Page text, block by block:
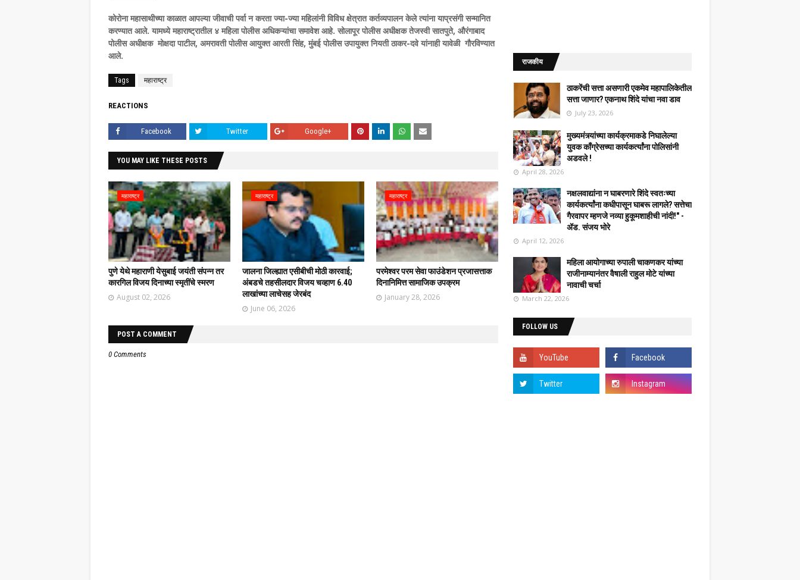
कोरोना महासाथीच्या काळात आपल्या जीवाची पर्वा न करता ज्या-ज्या महिलांनी विविध क्षेत्रात कर्तव्यपालन केले त्यांना याप्रसंगी सन्मानित
करण्यात आले. यामध्ये महाराष्ट्रातील ४ महिला पोलीस अधिकऱ्यांचा समावेश आहे. सोलापूर पोलीस अधीक्षक तेजस्वी सातपुते, औरंगाबाद
पोलीस अधीक्षक मोक्षदा पाटील, अमरावती पोलीस आयुक्त आरती सिंह, मुंबई पोलीस उपायुक्त नियती ठाकर-दवे यांनाही यावेळी गौरविण्यात
आले.
Tags महाराष्ट्र
REACTIONS
Facebook Twitter Google+
YOU MAY LIKE THESE POSTS
महाराष्ट्र
पुणे येथे महाराणी येसुबाई जयंती संपन्न तर
कारगिल विजय दिनाच्या स्मृतींचे स्मरण
August 02, 2026
महाराष्ट्र
जालना जिल्ह्यात एसीबीची मोठी कारवाई;
अंबडचे तहसीलदार विजय चव्हाण 6.40
लाखांच्या लाचेसह जेरबंद
June 06, 2026
महाराष्ट्र
परमेश्वर परम सेवा फाउंडेशन प्रजासत्ताक
दिनानिमित्त सामाजिक उपक्रम
January 28, 2026
POST A COMMENT
0 Comments
राजकीय
ठाकरेंची सत्ता असणारी एकमेव महापालिकेतील
सत्ता जाणार? एकनाथ शिंदे यांचा नवा डाव
July 23, 2026
मुख्यमंत्र्यांच्या कार्यक्रमाकडे निघालेल्या
युवक काँग्रेसच्या कार्यकर्त्यांना पोलिसांनी
अडवले !
April 28, 2026
नक्षलवाद्यांना न घाबरणारे शिंदे स्वतःच्या
कार्यकर्त्यांना कधीपासून घाबरू लागले? सत्तेचा
गैरवापर म्हणजे नव्या हुकूमशाहीची नांदी!" -
ॲड. संजय भोरे
April 12, 2026
महिला आयोगाच्या रुपाली चाकणकर यांच्या
राजीनाम्यानंतर वैषाली राहुल मोटे यांच्या
नावाची चर्चा
March 22, 2026
FOLLOW US